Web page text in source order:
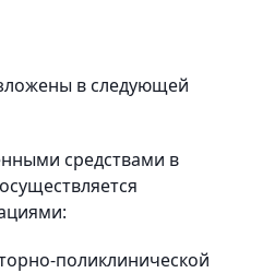
в следующей
средствами в
поликлинической